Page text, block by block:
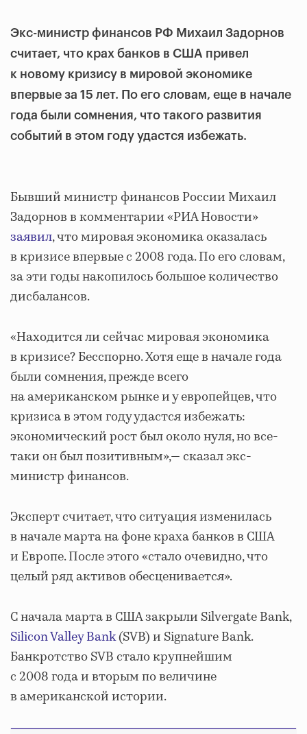
Экс-министр финансов РФ Михаил Задорнов
считает, что крах банков в США привел
к новому кризису в мировой экономике
впервые за 15 лет. По его словам, еще в начале
года были сомнения, что такого развития
событий в этом году удастся избежать.
Бывший министр финансов России Михаил
Задорнов в комментарии «РИА Новости»
заявил, что мировая экономика оказалась
в кризисе впервые с 2008 года. По его словам,
за эти годы накопилось большое количество
дисбалансов.
«Находится ли сейчас мировая экономика
в кризисе? Бесспорно. Хотя еще в начале года
были сомнения, прежде всего
на американском рынке и у европейцев, что
кризиса в этом году удастся избежать:
экономический рост был около нуля, но все-
таки он был позитивным»,— сказал экс-
министр финансов.
Эксперт считает, что ситуация изменилась
в начале марта на фоне краха банков в США
и Европе. После этого «стало очевидно, что
целый ряд активов обесценивается».
С начала марта в США закрыли Silvergate Bank,
Silicon Valley Bank(SVB) и Signature Bank.
Банкротство SVB стало крупнейшим
с 2008 года и вторым по величине
в американской истории.